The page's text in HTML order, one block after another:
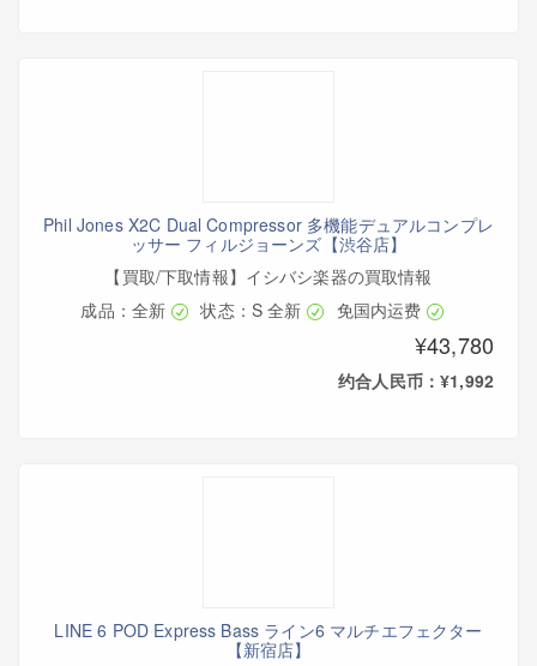
Phil Jones X2C Dual Compressor 多機能デュアルコンプレ
ッサー フィルジョーンズ【渋谷店】
【買取/下取情報】イシバシ楽器の買取情報
成品：全新
状态：S 全新 免国内运费
¥43,780
约合人民币：¥1,992
LINE 6 POD Express Bass ライン6 マルチエフェクター
【新宿店】